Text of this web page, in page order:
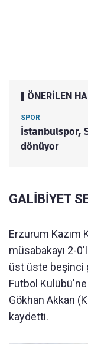
ÖNERİLEN
SPOR
İstanbulspor,
dönüyor
GALİBİYET
Erzurum Kazım
müsabakayı 2-
üst üste beşinci
Futbol
Gökhan Akkan
kaydetti.